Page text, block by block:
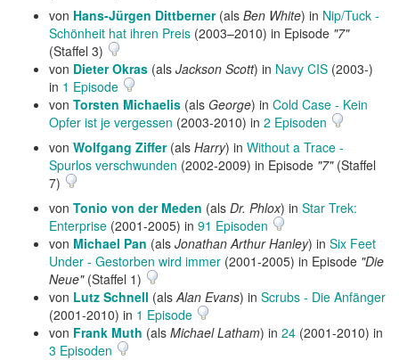
von Hans-Jürgen Dittberner(als Ben White) in Nip/Tuck -
Schönheit hat ihren Preis (2003–2010) in Episode "7"
(Staffel 3)
von Dieter Okras (als Jackson Scott) in Navy CIS (2003-)
in 1 Episode
von Torsten Michaelis (als George) in Cold Case - Kein
Opfer ist je vergessen (2003-2010) in 2 Episoden
von Wolfgang Ziffer(als Harry) in Without a Trace -
Spurlos verschwunden (2002-2009) in Episode "7"(Staffel
7)
von Tonio von der Meden (als Dr. Phlox) in Star Trek:
Enterprise (2001-2005) in 91 Episoden
von Michael Pan (als Jonathan Arthur Hanley) in Six Feet
Under - Gestorben wird immer (2001-2005) in Episode "Die
Neue"(Staffel 1)
von Lutz Schnell (alsAlan Evans) in Scrubs - Die Anfänger
(2001-2010) in 1 Episode
von Frank Muth (als Michael Latham) in 24 (2001-2010) in
3 Episoden